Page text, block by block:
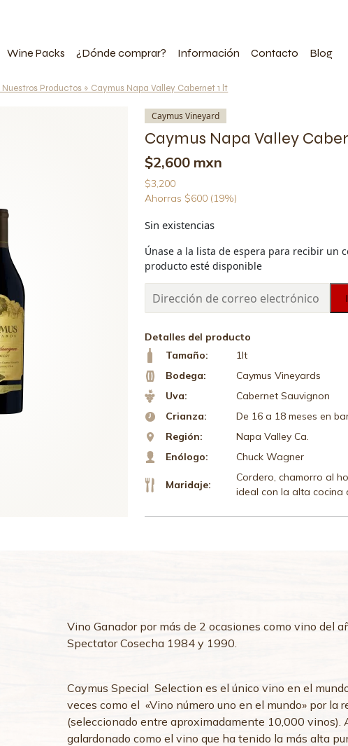
Wine Packs ¿Dónde comprar? Información Contacto Blog
Nuestros Productos » Caymus Napa Valley Cabernet 1 lt
Caymus Vineyard
Caymus Napa Valley
$2,600 mxn
$3,200
Ahorras $600 (19%)
Sin existencias
Únase a la lista de espera para recibir un
producto esté disponible
Introduzca
su
de
correo
electrónico
para
inscribirse
en
la
lista
de
espera
Detalles del producto
Tamaño:
1lt
Bodega:
Caymus Vineyards
Uva:
Cabernet Sauvignon
Crianza:
De 16 a 18 meses en
Región:
Napa Valley Ca.
Enólogo:
Chuck Wagner
Maridaje:
Cordero, chamorro al
ideal con la alta cocina
Vino Ganador por más de 2 ocasiones como vino del
Spectator Cosecha 1984 y 1990.
Caymus Special Selection es el único vino en el
veces como el «Vino número uno en el mundo» por la
(seleccionado entre aproximadamente 10,000 vinos).
galardonado como el vino que ha tenido la más alta